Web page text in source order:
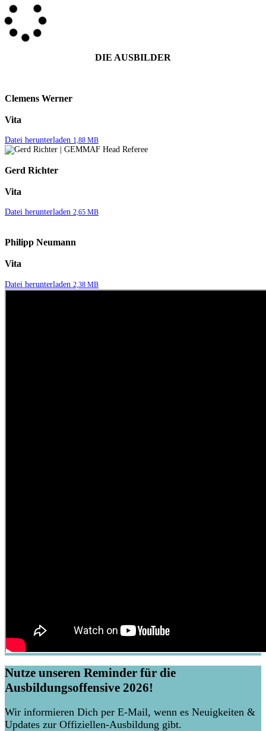
DIE AUSBILDER
Clemens Werner
Vita
Datei herunterladen 1,88 MB
Gerd Richter
Vita
Datei herunterladen 2,65 MB
Philipp Neumann
Vita
Datei herunterladen 2,38 MB
Nutze unseren Reminder für die
Ausbildungsoffensive 2026!
Wir informieren Dich per E-Mail, wenn es Neuigkeiten &
Updates zur Offiziellen-Ausbildung gibt.